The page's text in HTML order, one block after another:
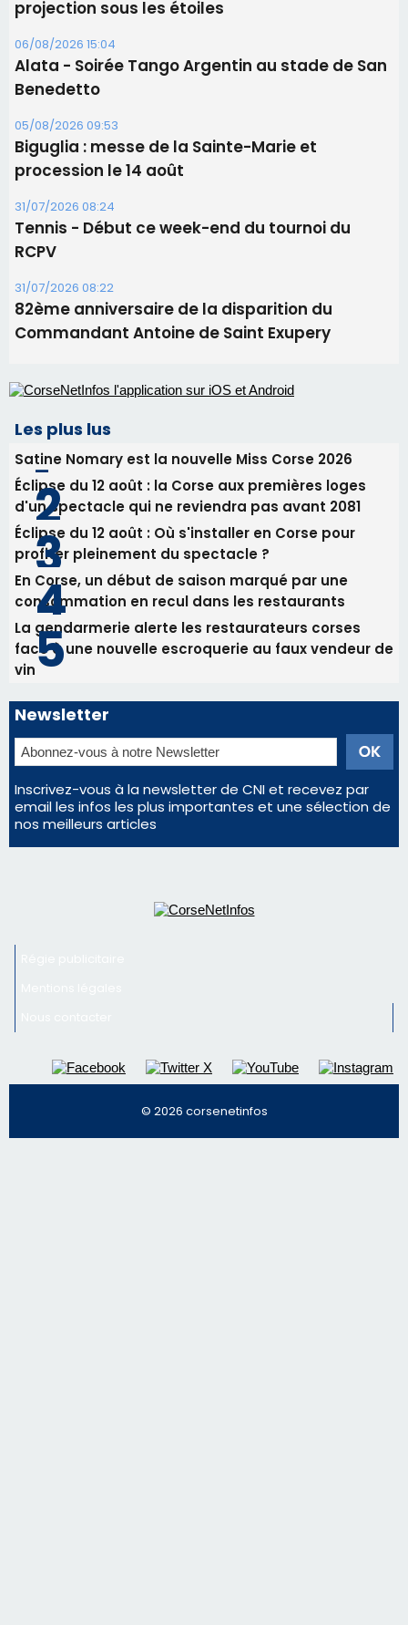
Les brèves
06/08/2026 15:57
Ucciani – Marché des producteurs à Cruculi le
11 août
06/08/2026 15:25
Corte – L’association A Nuciola organise une
projection sous les étoiles
06/08/2026 15:04
Alata - Soirée Tango Argentin au stade de San
Benedetto
05/08/2026 09:53
Biguglia : messe de la Sainte-Marie et
procession le 14 août
Tennis - Début ce week-end du tournoi du
RCPV
31/07/2026 08:22
82ème anniversaire de la disparition du
Commandant Antoine de Saint Exupery
Les plus lus
Satine Nomary est la nouvelle Miss Corse 2026
Éclipse du 12 août : la Corse aux premières loges
d'un spectacle qui ne reviendra pas avant 2081
Éclipse du 12 août : Où s'installer en Corse pour
profiter pleinement du spectacle ?
En Corse, un début de saison marqué par une
consommation en recul dans les restaurants
La gendarmerie alerte les restaurateurs corses
face à une nouvelle escroquerie au faux vendeur de